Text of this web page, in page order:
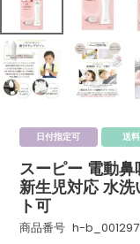
日付指定可 送
スーピー 電動
新生児対応 水
ト可
商品番号 h-